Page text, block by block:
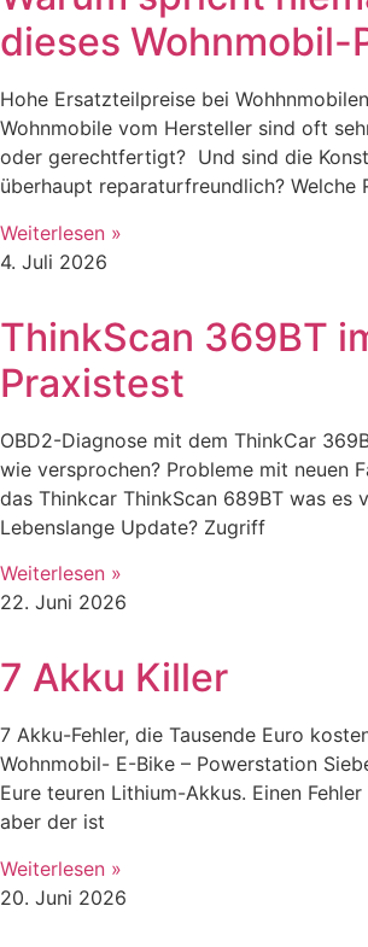
dieses Wohnmobil-
Hohe Ersatzteilpreise bei
Wohnmobile vom Hersteller sind oft
oder gerechtfertigt? Und sind die
überhaupt reparaturfreundlich? Welche
Weiterlesen »
4. Juli 2026
ThinkScan 369BT
Praxistest
OBD2-Diagnose mit dem ThinkCar
wie versprochen? Probleme mit neuen
das Thinkcar ThinkScan 689BT was es
Lebenslange Update? Zugriff
Weiterlesen »
22. Juni 2026
7 Akku Killer
7 Akku-Fehler, die Tausende Euro
Wohnmobil- E-Bike – Powerstation
Eure teuren Lithium-Akkus. Einen
aber der ist
Weiterlesen »
20. Juni 2026